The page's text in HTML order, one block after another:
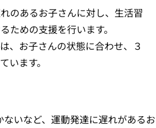
のあるお子さんに対し、生活習
ための支援を行います。
、お子さんの状態に合わせ、３
います。
いなど、運動発達に遅れがあるお